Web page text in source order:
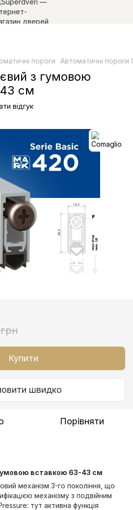
пороги Автоматичні пороги
з гумовою
см
відгук
Купити
швидко
Порівняти
вставкою 63-43 см
механізм 3-го покоління, що
механізму з подвійним
тут активна функція